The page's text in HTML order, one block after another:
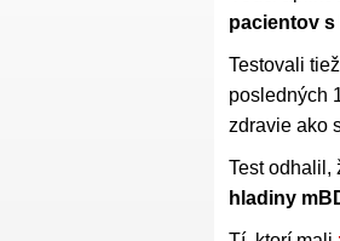
pacientov
Testovali
posledných
zdravie ako
Test odhalil,
hladiny